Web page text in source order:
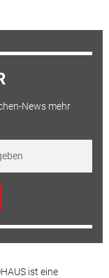
News mehr
ist eine